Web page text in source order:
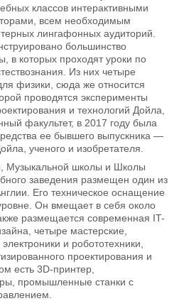
классов интерактивными
всем необходимым
лингафонных аудиторий.
большинство
в которых проходят уроки по
Из них четыре
физики, сюда же относится
проводятся эксперименты
и технологий Дойла,
факультет, в 2017 году была
ее бывшего выпускника —
ученого и изобретателя.
Музыкальной школы и Школы
заведения размещен один из
Его техническое оснащение
Он вмещает в себя около
размещается современная IT-
четыре мастерские,
и робототехники,
проектирования и
есть 3D-принтер,
промышленные станки с